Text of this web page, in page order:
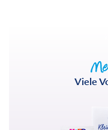
Viele